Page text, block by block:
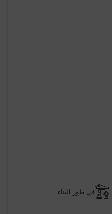
في طور البناء